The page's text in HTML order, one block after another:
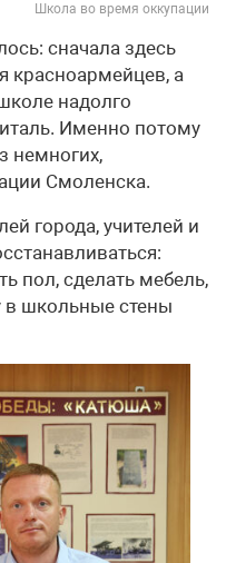
Школа во время оккупации
сначала здесь
красноармейцев, а
надолго
Именно потому
немногих,
Смоленска.
города, учителей и
пол, сделать мебель,
в школьные стены